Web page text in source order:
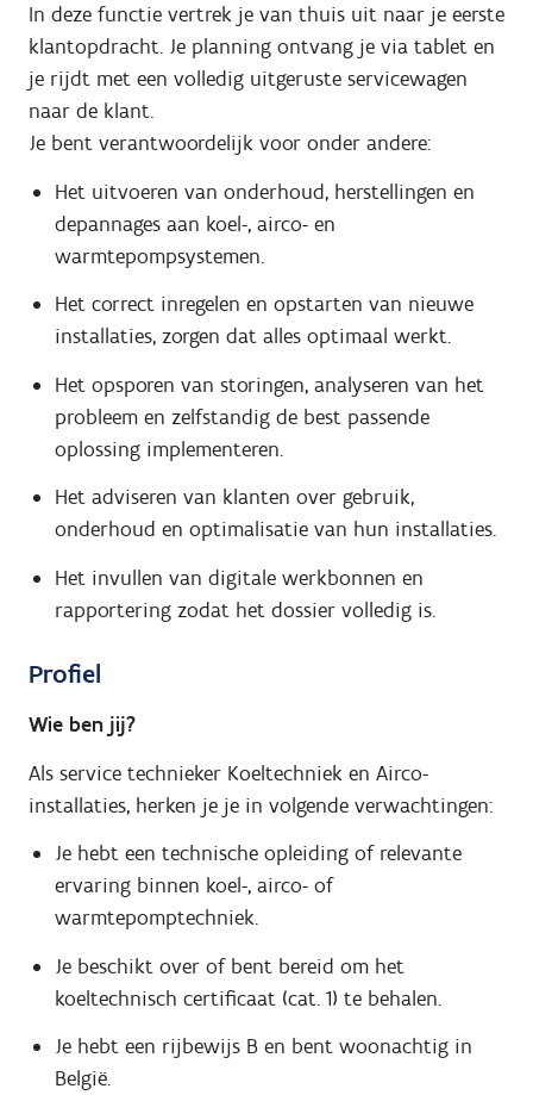
In deze functie vertrek je van thuis uit naar je eerste
klantopdracht. Je planning ontvang je via tablet en
je rijdt met een volledig uitgeruste servicewagen
naar de klant.
Je bent verantwoordelijk voor onder andere:
Het uitvoeren van onderhoud, herstellingen en
depannages aan koel-, airco- en
warmtepompsystemen.
Het correct inregelen en opstarten van nieuwe
installaties, zorgen dat alles optimaal werkt.
Het opsporen van storingen, analyseren van het
probleem en zelfstandig de best passende
oplossing implementeren.
Het adviseren van klanten over gebruik,
onderhoud en optimalisatie van hun installaties.
Het invullen van digitale werkbonnen en
rapportering zodat het dossier volledig is.
Profiel
Wie ben jij?
Als service technieker Koeltechniek en Airco-
installaties, herken je je in volgende verwachtingen:
Je hebt een technische opleiding of relevante
ervaring binnen koel-, airco- of
warmtepomptechniek.
Je beschikt over of bent bereid om het
koeltechnisch certificaat (cat. 1) te behalen.
Je hebt een rijbewijs B en bent woonachtig in
België.